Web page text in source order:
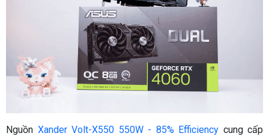
Nguồn Xander Volt-X550 550W - 85% Efficiency cung cấp